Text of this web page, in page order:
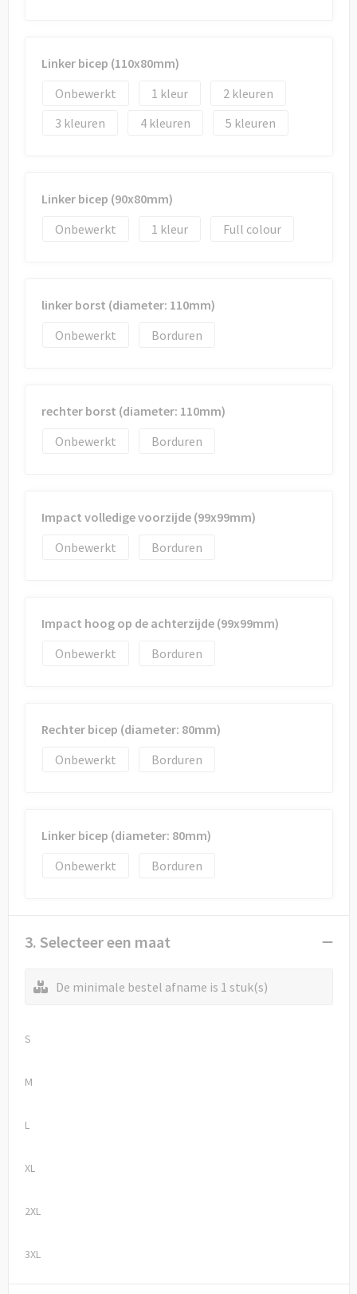
Linker bicep (110x80mm)
Onbewerkt
1
2
3
4 5
Linker bicep (90x80mm)
Onbewerkt
1 Full colour
linker borst (diameter: 110mm)
Onbewerkt
Borduren
rechter borst (diameter: 110mm)
Onbewerkt
Borduren
Impact volledige voorzijde (99x99mm)
Onbewerkt
Borduren
Impact hoog op de achterzijde (99x99mm)
Onbewerkt
Borduren
Rechter bicep (diameter: 80mm)
Onbewerkt
Borduren
Linker bicep (diameter: 80mm)
Onbewerkt
Borduren
3. Selecteer een maat
De minimale bestel afname is 1 stuk(s)
S
M
L
XL
2XL
3XL